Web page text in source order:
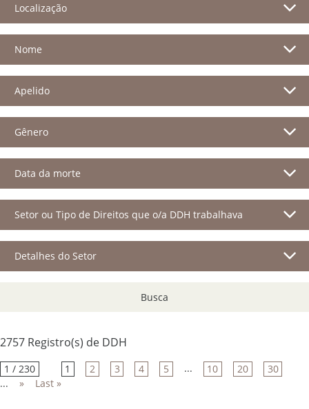
Localização
Nome
Apelido
Gênero
Data da morte
Setor ou Tipo de Direitos que o/a DDH trabalhava
Detalhes do Setor
Busca
2757 Registro(s) de DDH
1 / 230 1 2 3 4 5 ... 10 20
30
...
» Last »